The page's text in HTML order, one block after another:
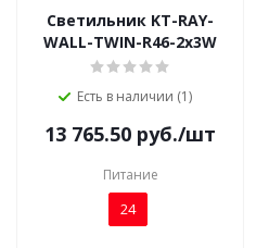
Светильник KT-RAY-
WALL-TWIN-R46-2x3W
Есть в наличии (1)
13 765.50 руб./шт
Питание
24